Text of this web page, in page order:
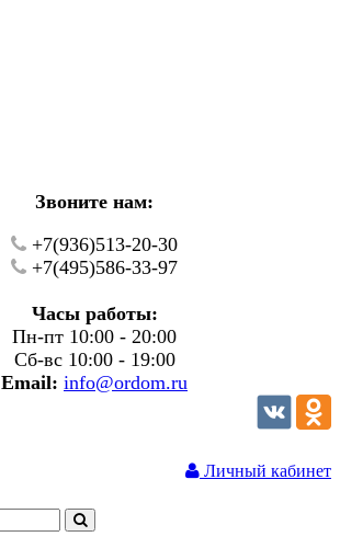
Звоните нам:
+7(936)513-20-30
+7(495)586-33-97
Часы работы:
Пн-пт 10:00 - 20:00
Сб-вс 10:00 - 19:00
Email: info@ordom.ru
Личный кабинет